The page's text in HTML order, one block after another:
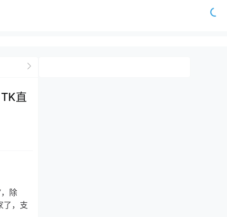
直
除
了，支